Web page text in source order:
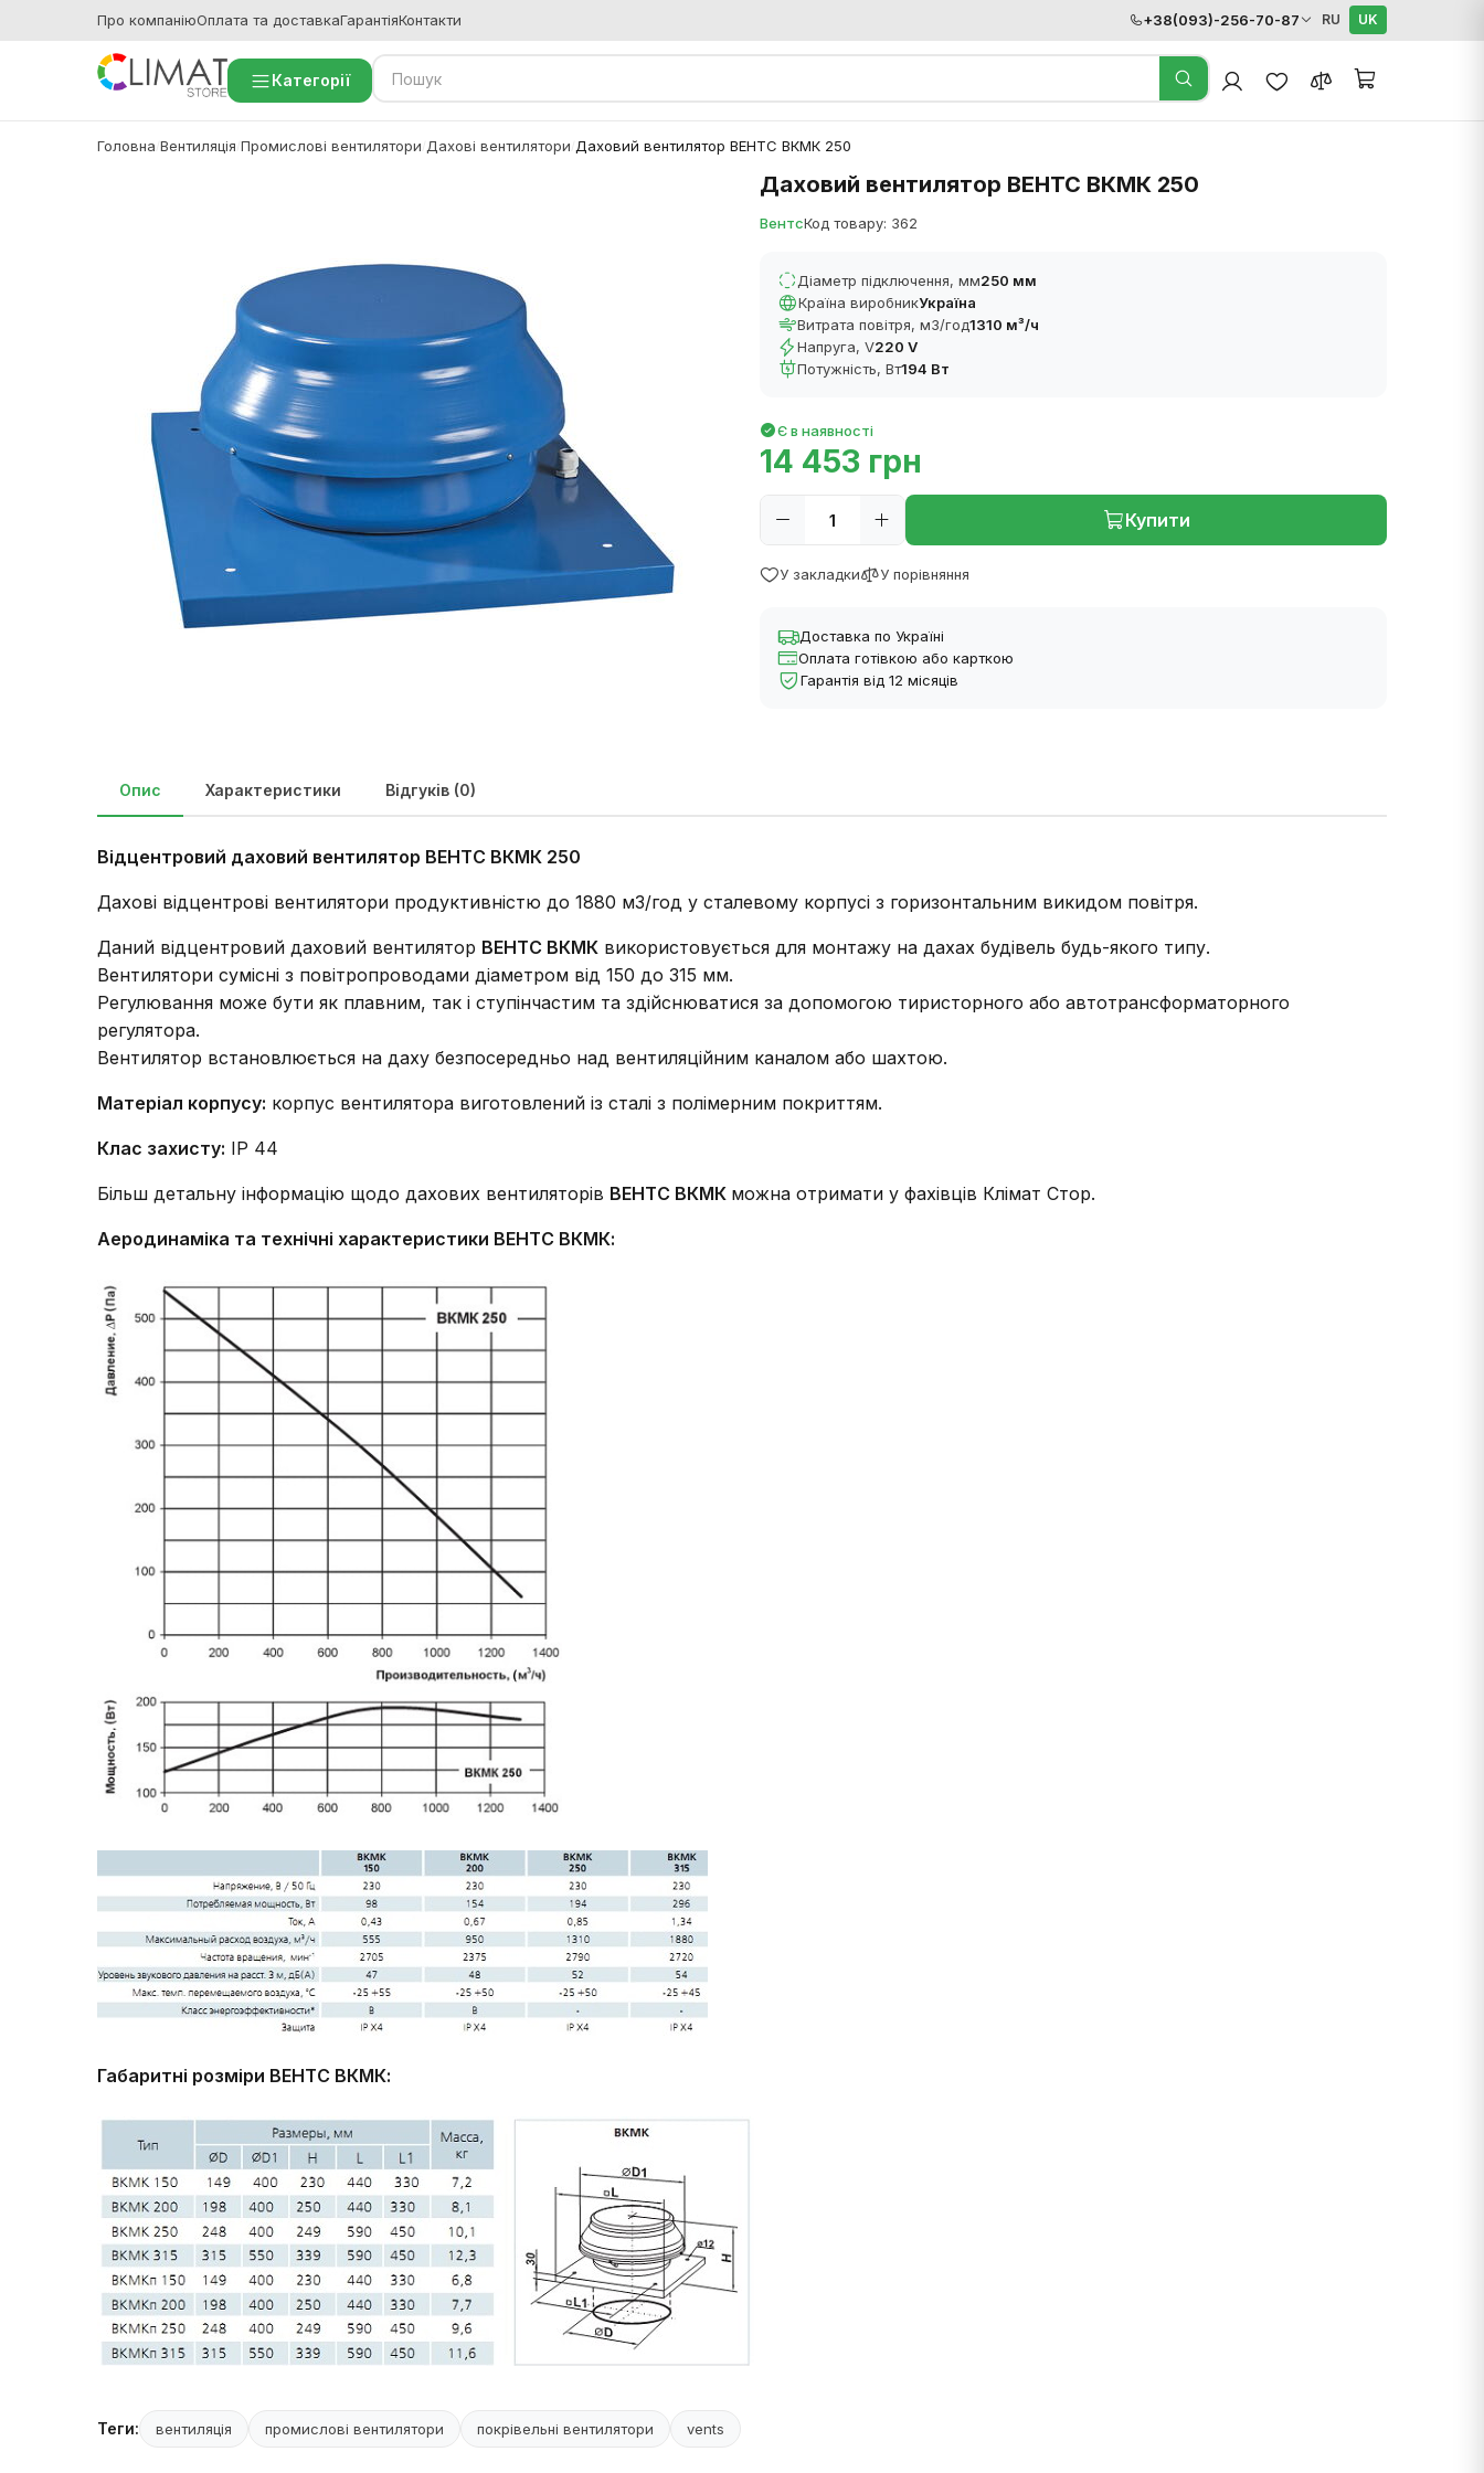
Про компаніюОплата та доставкаГарантіяКонтакти +38(093)-256-70-87 RU UK
Категорії
Головна Вентиляція Промислові вентилятори Дахові вентилятори Даховий вентилятор ВЕНТС ВКМК 250
Даховий вентилятор ВЕНТС ВКМК 250
ВентсКод товару: 362
Діаметр підключення, мм250 мм
Країна виробникУкраїна
Витрата повітря, м3/год1310 м³/ч
Напруга, V220 V
Потужність, Вт194 Вт
Є в наявності
14 453 грн
Купити
У закладки У порівняння
Доставка по Україні
Оплата готівкою або карткою
Гарантія від 12 місяців
Опис Характеристики Відгуків (0)
Відцентровий даховий вентилятор ВЕНТС ВКМК 250
Дахові відцентрові вентилятори продуктивністю до 1880 м3/год у сталевому корпусі з горизонтальним викидом повітря.
Даний відцентровий даховий вентилятор ВЕНТС ВКМК використовується для монтажу на дахах будівель будь-якого типу.
Вентилятори сумісні з повітропроводами діаметром від 150 до 315 мм.
Регулювання може бути як плавним, так і ступінчастим та здійснюватися за допомогою тиристорного або автотрансформаторного
регулятора.
Вентилятор встановлюється на даху безпосередньо над вентиляційним каналом або шахтою.
Матеріал корпусу: корпус вентилятора виготовлений із сталі з полімерним покриттям.
Клас захисту: IP 44
Більш детальну інформацію щодо дахових вентиляторів ВЕНТС ВКМК можна отримати у фахівців Клімат Стор.
Аеродинаміка та технічні характеристики ВЕНТС ВКМК:
Габаритні розміри ВЕНТС ВКМК:
Теги: вентиляція промислові вентилятори покрівельні вентилятори vents